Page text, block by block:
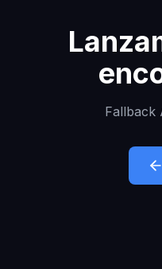
Fallback